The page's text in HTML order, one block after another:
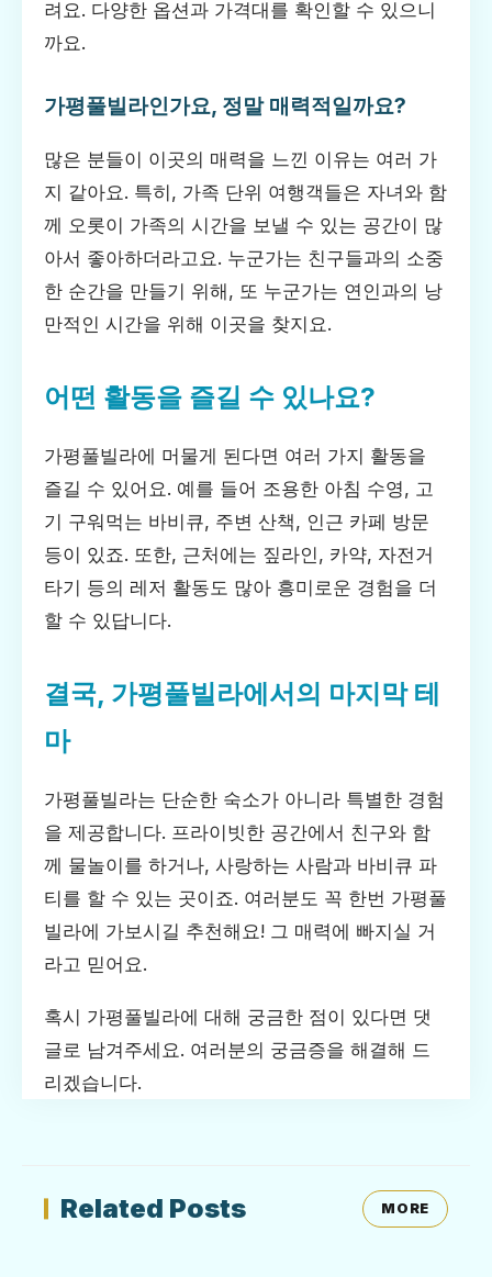
려요. 다양한 옵션과 가격대를 확인할 수 있으니
까요.
가평풀빌라인가요, 정말 매력적일까요?
많은 분들이 이곳의 매력을 느낀 이유는 여러 가
지 같아요. 특히, 가족 단위 여행객들은 자녀와 함
께 오롯이 가족의 시간을 보낼 수 있는 공간이 많
아서 좋아하더라고요. 누군가는 친구들과의 소중
한 순간을 만들기 위해, 또 누군가는 연인과의 낭
만적인 시간을 위해 이곳을 찾지요.
어떤 활동을 즐길 수 있나요?
가평풀빌라에 머물게 된다면 여러 가지 활동을
즐길 수 있어요. 예를 들어 조용한 아침 수영, 고
기 구워먹는 바비큐, 주변 산책, 인근 카페 방문
등이 있죠. 또한, 근처에는 짚라인, 카약, 자전거
타기 등의 레저 활동도 많아 흥미로운 경험을 더
할 수 있답니다.
결국, 가평풀빌라에서의 마지막 테
마
가평풀빌라는 단순한 숙소가 아니라 특별한 경험
을 제공합니다. 프라이빗한 공간에서 친구와 함
께 물놀이를 하거나, 사랑하는 사람과 바비큐 파
티를 할 수 있는 곳이죠. 여러분도 꼭 한번 가평풀
빌라에 가보시길 추천해요! 그 매력에 빠지실 거
라고 믿어요.
혹시 가평풀빌라에 대해 궁금한 점이 있다면 댓
글로 남겨주세요. 여러분의 궁금증을 해결해 드
리겠습니다.
Related Posts MORE